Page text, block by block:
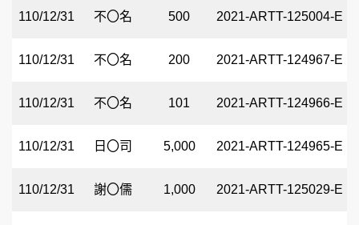
110/12/31 不〇名 500 2021-ARTT-125004-E
110/12/31 不〇名 200 2021-ARTT-124967-E
110/12/31 不〇名 101 2021-ARTT-124966-E
110/12/31 日〇司 5,000 2021-ARTT-124965-E
110/12/31 謝〇儒 1,000 2021-ARTT-125029-E